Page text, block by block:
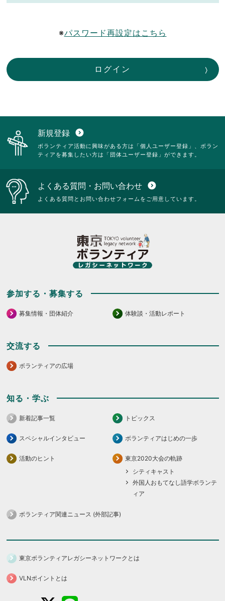
※パスワード再設定はこちら
ログイン
新規登録 expand_circle_down
ボランティア活動に興味がある方は「個人ユーザー登録」、ボラン
ティアを募集したい方は「団体ユーザー登録」ができます。
よくある質問・お問い合わせ expand_circle_down
よくある質問とお問い合わせフォームをご用意しています。
参加する・募集する
募集情報・団体紹介 体験談・活動レポート
交流する
ボランティアの広場
知る・学ぶ
新着記事一覧 トピックス
スペシャルインタビュー ボランティアはじめの一歩
活動のヒント
東京2020大会の軌跡
シティキャスト
外国人おもてなし語学ボランテ
ィア
ボランティア関連ニュース (外部記事)
東京ボランティアレガシーネットワークとは
VLNポイントとは